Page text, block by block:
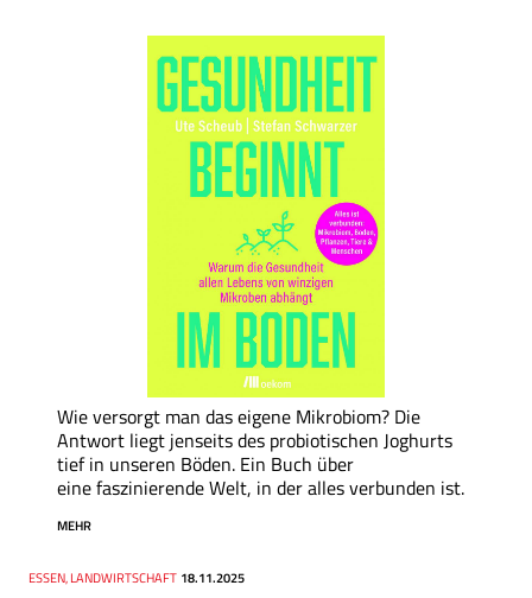
Wie versorgt man das eigene Mikrobiom? Die
Antwort liegt jenseits des probiotischen Joghurts
tief in unseren Böden. Ein Buch über
eine faszinierende Welt, in der alles verbunden ist.
MEHR
Thema
ESSEN, LANDWIRTSCHAFT
Datum 18.11.2025